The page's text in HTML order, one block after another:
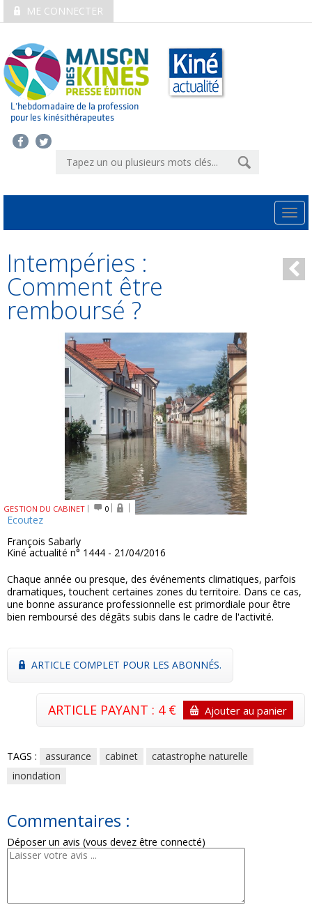
ME CONNECTER
L’hebdomadaire de la profession
pour les kinésithérapeutes
Intempéries :
Comment être
remboursé ?
GESTION DU CABINET 0
Ecoutez
François Sabarly
Kiné actualité n° 1444 - 21/04/2016
Chaque année ou presque, des événements climatiques, parfois
dramatiques, touchent certaines zones du territoire. Dans ce cas,
une bonne assurance professionnelle est primordiale pour être
bien remboursé des dégâts subis dans le cadre de l'activité.
ARTICLE COMPLET POUR LES ABONNÉS.
ARTICLE PAYANT : 4 € Ajouter au panier
TAGS : assurance cabinet
catastrophe naturelle
inondation
Commentaires :
Déposer un avis (vous devez être connecté)